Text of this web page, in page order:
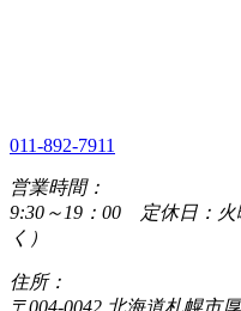
011-892-7911
営業時間：
9:30～19：00 定休日：火
く）
住所：
〒004-0042 北海道札幌市